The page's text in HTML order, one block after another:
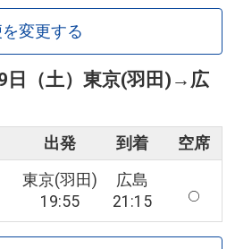
変更する
（土） 東京(羽田) → 広
出発 到着 空席
東京(羽田)
19:55
広島
21:15